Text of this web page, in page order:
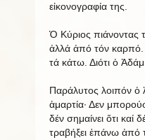
εἰκονογραφία της.
Ὁ Κύριος πιάνοντας
ἀλλά ἀπό τόν καρπό.
τά κάτω. Διότι ὁ Ἀδάμ
Παράλυτος λοιπόν ὁ
ἁμαρτία· Δεν
δέν σημαίνει ὅτι
τραβήξει ἐπάνω ἀπό